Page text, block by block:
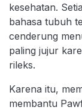
kesehatan.
bahasa tubuh
cenderung
paling jujur
rileks.
Karena itu,
membantu